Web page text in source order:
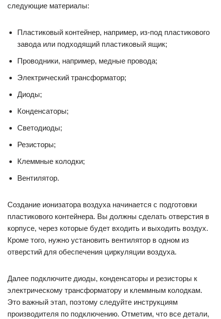
следующие материалы:
Пластиковый контейнер, например, из-под пластикового
завода или подходящий пластиковый ящик;
Проводники, например, медные провода;
Электрический трансформатор;
Диоды;
Конденсаторы;
Светодиоды;
Резисторы;
Клеммные колодки;
Вентилятор.
Создание ионизатора воздуха начинается с подготовки
пластикового контейнера. Вы должны сделать отверстия в
корпусе, через которые будет входить и выходить воздух.
Кроме того, нужно установить вентилятор в одном из
отверстий для обеспечения циркуляции воздуха.
Далее подключите диоды, конденсаторы и резисторы к
электрическому трансформатору и клеммным колодкам.
Это важный этап, поэтому следуйте инструкциям
производителя по подключению. Отметим, что все детали,